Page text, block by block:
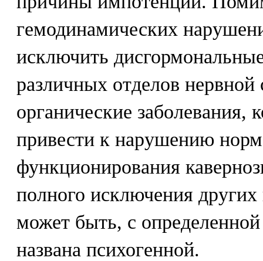
гемодинамических
исключить
различных отделов
органические заболевания,
привести к нарушению
функционирования
полного исключения
может быть, с
названа психогенной.